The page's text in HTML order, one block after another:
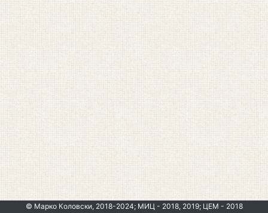
© Марко Коловски, 2018-2024; МИЦ - 2018, 2019; ЦЕМ - 2018